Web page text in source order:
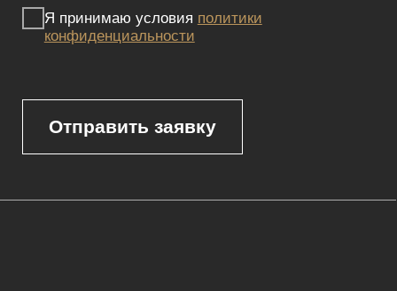
Корпусная мебель
Сайт не является публичной офертой, определяемой положениями
Статьи 437 (2) ГК РФ и носит исключительно информационный
характер. Для получения точной информации о наличии и стоимости
товара, пожалуйста, обращайтесь к нашим менеджерам
по указанным контактным данным.